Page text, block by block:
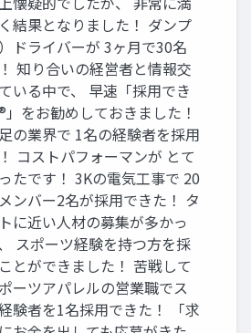
結果となりました！ ダンプ
）ドライバーが 3ヶ月で30名
知り合いの経営者と情報交
いる中で、 早速「採用でき
」をお勧めしておきました！
の業界で 1名の経験者を採用
コストパフォーマンが とて
たです！ 3Kの電気工事で 20
ンバー2名が採用できた！ タ
に近い人材の募集が多かっ
スポーツ経験を持つ方を採
とができました！ 苦戦して
ーツアパレルの営業職でス
験者を1名採用できた！ 「求